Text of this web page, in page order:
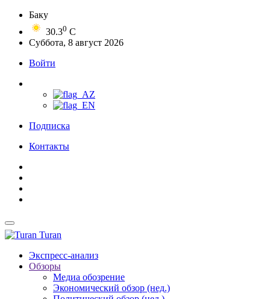
Баку
30.30 C
Суббота, 8 август 2026
Войти
Подписка
Контакты
Turan
Экспресс-анализ
Обзоры
Медиа обозрение
Экономический обзор (нед.)